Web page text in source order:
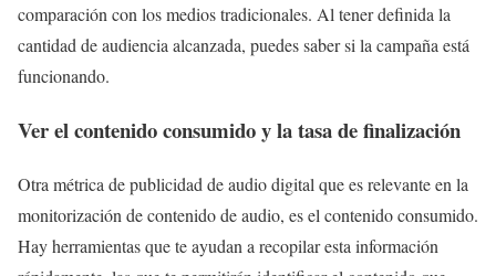
comparación con los medios tradicionales. Al tener definida la
cantidad de audiencia alcanzada, puedes saber si la campaña está
funcionando.
Ver el contenido consumido y la tasa de finalización
Otra métrica de publicidad de audio digital que es relevante en la
monitorización de contenido de audio, es el contenido consumido.
Hay herramientas que te ayudan a recopilar esta información